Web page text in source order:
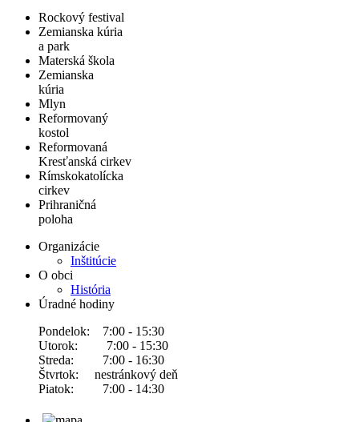
Rockový festival
Zemianska kúria
a park
Materská škola
Zemianska
kúria
Mlyn
Reformovaný
kostol
Reformovaná
Kresťanská cirkev
Rímskokatolícka
cirkev
Prihraničná
poloha
Organizácie
Inštitúcie
O obci
História
Úradné hodiny
Pondelok: 7:00 - 15:30
Utorok: 7:00 - 15:30
Streda: 7:00 - 16:30
Štvrtok: nestránkový deň
Piatok: 7:00 - 14:30